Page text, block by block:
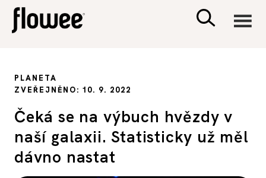
PSYCHOLOGIE
PLANETA
ZVEŘEJNĚNO: 10. 9. 2022
Čeká se na výbuch hvězdy v
naší galaxii. Statisticky už měl
dávno nastat